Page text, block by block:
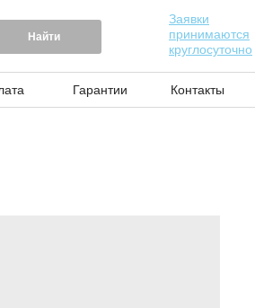
Найти
Заявки
принимаются
круглосуточно
Гарантии Контакты